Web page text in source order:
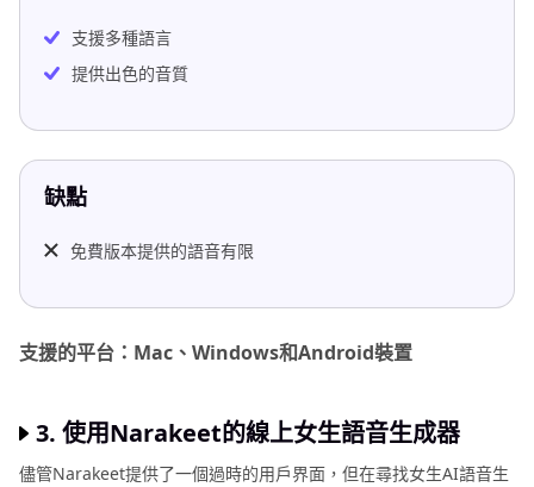
支援多種語言
提供出色的音質
缺點
免費版本提供的語音有限
支援的平台：Mac、Windows和Android裝置
3. 使用Narakeet的線上女生語音生成器
儘管Narakeet提供了一個過時的用戶界面，但在尋找女生AI語音生